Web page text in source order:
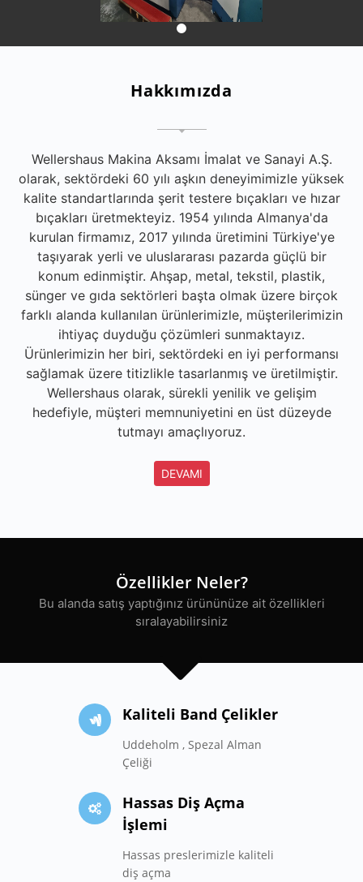
Hakkımızda
Wellershaus Makina Aksamı İmalat ve Sanayi A.Ş.
olarak, sektördeki 60 yılı aşkın deneyimimizle yüksek
kalite standartlarında şerit testere bıçakları ve hızar
bıçakları üretmekteyiz. 1954 yılında Almanya'da
kurulan firmamız, 2017 yılında üretimini Türkiye'ye
taşıyarak yerli ve uluslararası pazarda güçlü bir
konum edinmiştir. Ahşap, metal, tekstil, plastik,
sünger ve gıda sektörleri başta olmak üzere birçok
farklı alanda kullanılan ürünlerimizle, müşterilerimizin
ihtiyaç duyduğu çözümleri sunmaktayız.
Ürünlerimizin her biri, sektördeki en iyi performansı
sağlamak üzere titizlikle tasarlanmış ve üretilmiştir.
Wellershaus olarak, sürekli yenilik ve gelişim
hedefiyle, müşteri memnuniyetini en üst düzeyde
tutmayı amaçlıyoruz.
DEVAMI
Özellikler Neler?
Bu alanda satış yaptığınız ürününüze ait özellikleri
sıralayabilirsiniz
Kaliteli Band Çelikler
Uddeholm , Spezal Alman
Çeliği
Hassas Diş Açma
İşlemi
Hassas preslerimizle kaliteli
diş açma